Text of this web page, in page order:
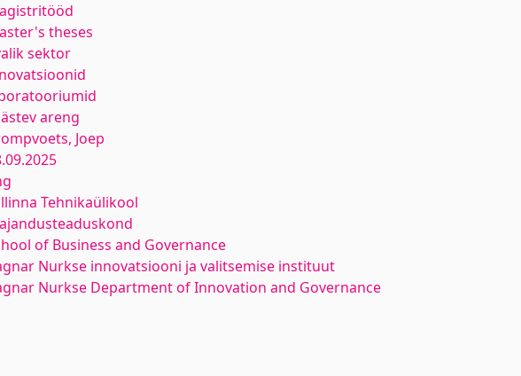
theses
sektor
areng
Joep
Tehnikaülikool
of Business and Governance
Nurkse innovatsiooni ja valitsemise instituut
Nurkse Department of Innovation and Governance